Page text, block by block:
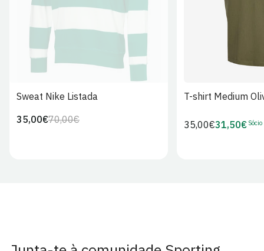
Sweat Nike Listada
Preço
70,00€Preço
35,00€
T-shirt Medium
Preço
35,00€Preço
31,50€ Sócio